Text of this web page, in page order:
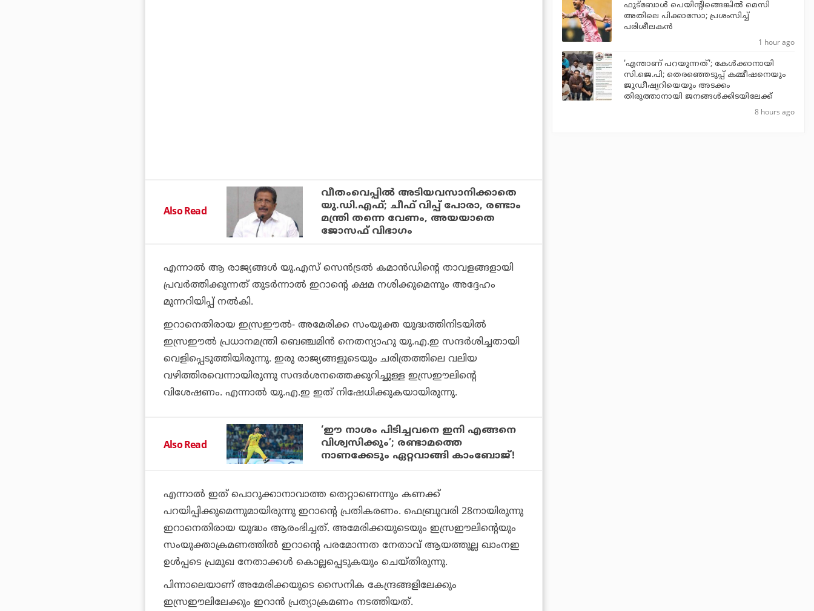
Also Read
വീതംവെപ്പിൽ അടിയവസാനിക്കാതെ
യു.ഡി.എഫ്; ചീഫ് വിപ്പ് പോരാ, രണ്ടാം
മന്ത്രി തന്നെ വേണം, അയയാതെ
ജോസഫ് വിഭാ​ഗം
എന്നാല്‍ ആ രാജ്യങ്ങള്‍ യു.എസ് സെന്‍ട്രല്‍ കമാന്‍ഡിന്റെ താവളങ്ങളായി
പ്രവര്‍ത്തിക്കുന്നത് തുടര്‍ന്നാല്‍ ഇറാന്റെ ക്ഷമ നശിക്കുമെന്നും അദ്ദേഹം
മുന്നറിയിപ്പ് നല്‍കി.
ഇറാനെതിരായ ഇസ്രഈല്‍- അമേരിക്ക സംയുക്ത യുദ്ധത്തിനിടയില്‍
ഇസ്രഈല്‍ പ്രധാനമന്ത്രി ബെഞ്ചമിന്‍ നെതന്യാഹു യു.എ.ഇ സന്ദര്‍ശിച്ചതായി
വെളിപ്പെടുത്തിയിരുന്നു. ഇരു രാജ്യങ്ങളുടെയും ചരിത്രത്തിലെ വലിയ
വഴിത്തിരവെന്നായിരുന്നു സന്ദര്‍ശനത്തെക്കുറിച്ചുള്ള ഇസ്രഈലിന്റെ
വിശേഷണം. എന്നാല്‍ യു.എ.ഇ ഇത് നിഷേധിക്കുകയായിരുന്നു.
Also Read
‘ഈ നാശം പിടിച്ചവനെ ഇനി എങ്ങനെ
വിശ്വസിക്കും’; രണ്ടാമത്തെ
നാണക്കേടും ഏറ്റവാങ്ങി കാംബോജ്!
എന്നാല്‍ ഇത് പൊറുക്കാനാവാത്ത തെറ്റാണെന്നും കണക്ക്
പറയിപ്പിക്കുമെന്നുമായിരുന്നു ഇറാന്റെ പ്രതികരണം. ഫെബ്രുവരി 28നായിരുന്നു
ഇറാനെതിരായ യുദ്ധം ആരംഭിച്ചത്. അമേരിക്കയുടെയും ഇസ്രഈലിന്റെയും
സംയുക്താക്രമണത്തില്‍ ഇറാന്റെ പരമോന്നത നേതാവ് ആയത്തുല്ല ഖാംനഇ
ഉള്‍പ്പടെ പ്രമുഖ നേതാക്കള്‍ കൊല്ലപ്പെടുകയും ചെയ്തിരുന്നു.
പിന്നാലെയാണ് അമേരിക്കയുടെ സൈനിക കേന്ദ്രങ്ങളിലേക്കും
ഇസ്രഈലിലേക്കും ഇറാന്‍ പ്രത്യാക്രമണം നടത്തിയത്.
ഫുട്‌ബോള്‍ പെയിന്റിങ്ങെങ്കില്‍ മെസി
അതിലെ പിക്കാസോ; പ്രശംസിച്ച്
പരിശീലകന്‍
1 hour ago
'എന്താണ് പറയുന്നത്'; കേള്‍ക്കാനായി
സി.ജെ.പി; തെരഞ്ഞെടുപ്പ് കമ്മീഷനെയും
ജുഡീഷ്യറിയെയും അടക്കം
തിരുത്താനായി ജനങ്ങള്‍ക്കിടയിലേക്ക്
8 hours ago